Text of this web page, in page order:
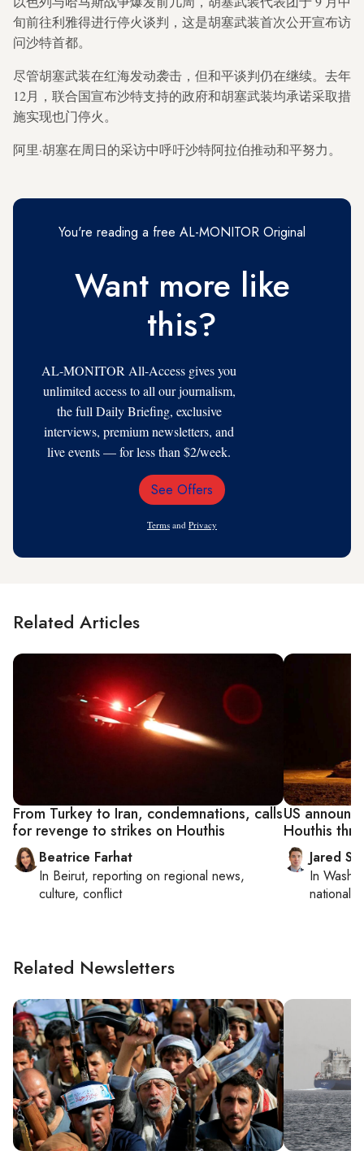
旬前往利雅得进行停火谈判，这是胡塞武装首次公开宣布访
问沙特首都。
尽管胡塞武装在红海发动袭击，但和平谈判仍在继续。去年
12月，联合国宣布沙特支持的政府和胡塞武装均承诺采取措
施实现也门停火。
阿里·胡塞在周日的采访中呼吁沙特阿拉伯推动和平努力。
You're reading a free AL-MONITOR Original
Want more like
this?
AL-MONITOR All-Access gives you
unlimited access to all our journalism,
the full Daily Briefing, exclusive
interviews, premium newsletters, and
live events — for less than $2/week.
Email
See Offers
Terms and Privacy
Related Articles
From Turkey to Iran, condemnations, calls
for revenge to strikes on Houthis
Beatrice Farhat
In Beirut, reporting on regional news,
culture, conflict
US
Houthis
Jared
In
national
Related Newsletters